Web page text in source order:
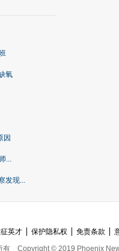
氧
因
...
发现...
英才 保护隐私权 免责条款
有 Copyright © 2019 Phoenix